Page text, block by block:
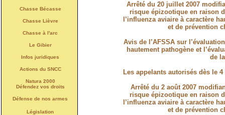
Chasse Bécasse
Chasse Lièvre
Chasse à l'arc
Le Gibier
Infos juridiques
Actions du SNCC
Natura 2000
Défendez vos droits
Défense de nos armes
Législation
Arrêté du 20 juillet 2007
risque épizootique en raison
l’influenza aviaire à caractère
et de prévention
Avis de l’AFSSA sur
hautement pathogène et
de
Les appelants autorisés dès le
Arrêté du 2 août 2007
risque épizootique en raison
l’influenza aviaire à caractère
et de prévention